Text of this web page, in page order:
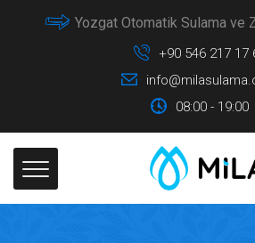
Yozgat Otomatik Sulama ve
+90 546 217 17
08:00 - 19:00